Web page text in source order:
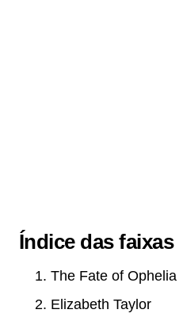
Índice das faixas
The Fate of Ophelia
Elizabeth Taylor